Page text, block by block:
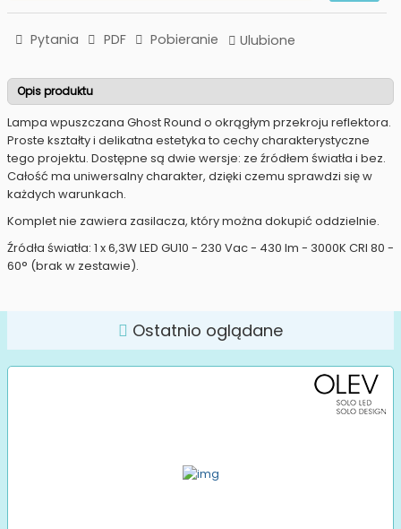
Pytania PDF Pobieranie Ulubione
Opis produktu
Lampa wpuszczana Ghost Round o okrągłym przekroju reflektora.
Proste kształty i delikatna estetyka to cechy charakterystyczne
tego projektu. Dostępne są dwie wersje: ze źródłem światła i bez.
Całość ma uniwersalny charakter, dzięki czemu sprawdzi się w
każdych warunkach.
Komplet nie zawiera zasilacza, który można dokupić oddzielnie.
Źródła światła: 1 x 6,3W LED GU10 - 230 Vac - 430 lm - 3000K CRI 80 -
60° (brak w zestawie).
Ostatnio oglądane